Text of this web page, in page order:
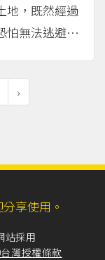
地，既然經過
怕無法逃避賠
›
享使用。
站採用
灣授權條款